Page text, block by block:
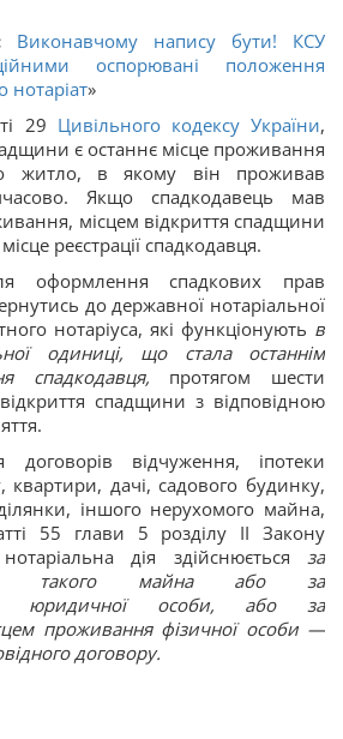
Виконавчому напису бути! КСУ
оспорювані положення
нотаріат»
29 Цивільного кодексу України,
є останнє місце проживання
житло, в якому він проживав
Якщо спадкодавець мав
місцем відкриття спадщини
реєстрації спадкодавця.
оформлення спадкових прав
до державної нотаріальної
нотаріуса, які функціонують в
одиниці, що стала останнім
спадкодавця, протягом шести
спадщини з відповідною
договорів відчуження, іпотеки
дачі, садового будинку,
іншого нерухомого майна,
55 глави 5 розділу ІІ Закону
дія здійснюється за
такого майна або за
юридичної особи, або за
проживання фізичної особи —
договору.